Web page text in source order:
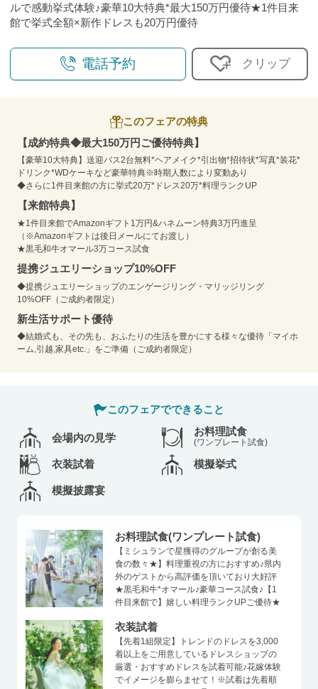
ルで感動挙式体験♪豪華10大特典*最大150万円優待★1件目来
館で挙式全額×新作ドレスも20万円優待
電話予約 クリップ
このフェアの特典
【成約特典◆最大150万円ご優待特典】
【豪華10大特典】送迎バス2台無料*ヘアメイク*引出物*招待状*写真*装花*
ドリンク*WDケーキなど豪華特典※時期人数により変動あり
◆さらに1件目来館の方に挙式20万*ドレス20万*料理ランクUP
【来館特典】
★1件目来館でAmazonギフト1万円&ハネムーン特典3万円進呈
（※Amazonギフトは後日メールにてお渡し）
★黒毛和牛オマール3万コース試食
提携ジュエリーショップ10%OFF
◆提携ジュエリーショップのエンゲージリング・マリッジリング
10%OFF（ご成約者限定）
新生活サポート優待
◆結婚式も、その先も、おふたりの生活を豊かにする様々な優待「マイホ
ーム,引越,家具etc.」をご準備（ご成約者限定）
このフェアでできること
会場内の見学
お料理試食
(ワンプレート試食)
衣装試着 模擬挙式
模擬披露宴
お料理試食(ワンプレート試食)
【ミシュランで星獲得のグループが創る美
食の数々★】料理重視の方におすすめ♪県内
外のゲストから高評価を頂いており大好評
★黒毛和牛*オマール♪豪華コース試食♪【1
件目来館で】嬉しい料理ランクUPご優待★
衣装試着
【先着1組限定】トレンドのドレスを3,000
着以上をご用意しているドレスショップの
厳選・おすすめドレスを試着可能♪花嫁体験
でイメージを膨らませて！※試着は先着順